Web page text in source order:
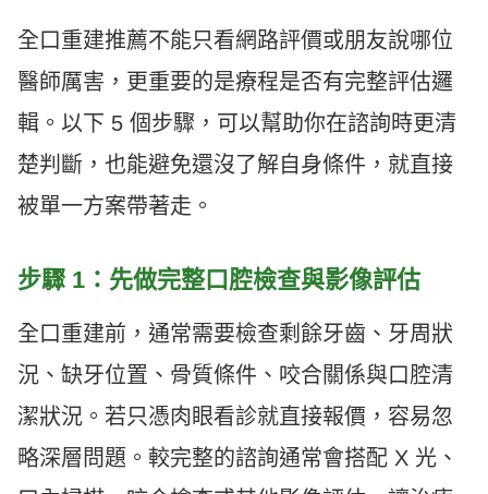
全口重建推薦不能只看網路評價或朋友說哪位
醫師厲害，更重要的是療程是否有完整評估邏
輯。以下 5 個步驟，可以幫助你在諮詢時更清
楚判斷，也能避免還沒了解自身條件，就直接
被單一方案帶著走。
步驟 1：先做完整口腔檢查與影像評估
全口重建前，通常需要檢查剩餘牙齒、牙周狀
況、缺牙位置、骨質條件、咬合關係與口腔清
潔狀況。若只憑肉眼看診就直接報價，容易忽
略深層問題。較完整的諮詢通常會搭配 X 光、